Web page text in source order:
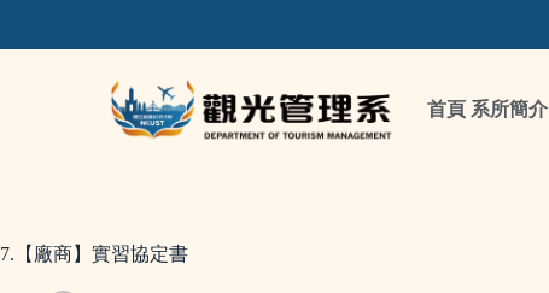
首頁 系所簡介
7.【廠商】實習協定書